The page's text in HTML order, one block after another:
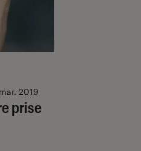
prise
2019